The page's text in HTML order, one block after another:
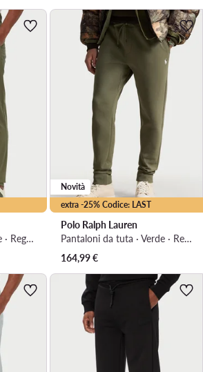
Pantaloni chino · Verde · Regular Fit
extra -25% Codice: LAST
Novità
Polo Ralph Lauren
Pantaloni da tuta · Verde · Regular Fit
164,99€